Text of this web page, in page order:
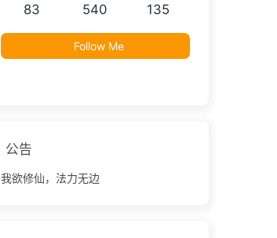
83 540 135
Follow Me
公告
我欲修仙，法力无边